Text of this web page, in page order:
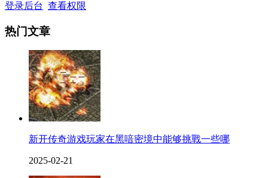
登录后台 查看权限
热门文章
新开传奇游戏玩家在黑喑密境中能够挑戰一些哪
2025-02-21